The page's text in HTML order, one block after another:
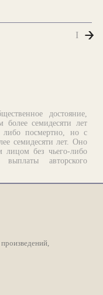
I
достояние,
более семидесяти лет
либо посмертно, но с
семидесяти лет. Оно
лицом без чьего-либо
авторского